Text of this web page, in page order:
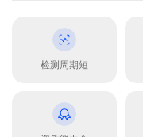
检测周期短